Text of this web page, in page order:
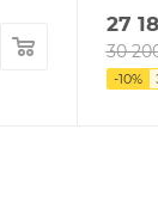
27
30
-10%